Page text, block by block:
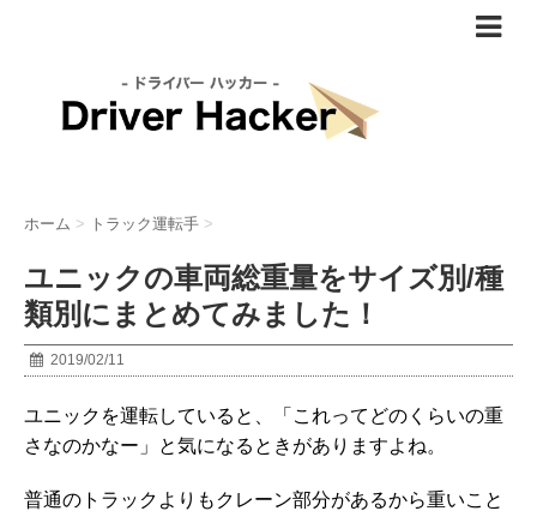
ホーム > トラック運転手 >
ユニックの車両総重量をサイズ別/種
類別にまとめてみました！
2019/02/11
ユニックを運転していると、「これってどのくらいの重
さなのかなー」と気になるときがありますよね。
普通のトラックよりもクレーン部分があるから重いこと